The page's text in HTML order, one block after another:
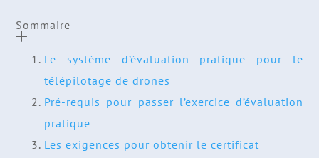
Sommaire
Le système d’évaluation pratique pour le
télépilotage de drones
Pré-requis pour passer l’exercice d’évaluation
pratique
Les exigences pour obtenir le certificat